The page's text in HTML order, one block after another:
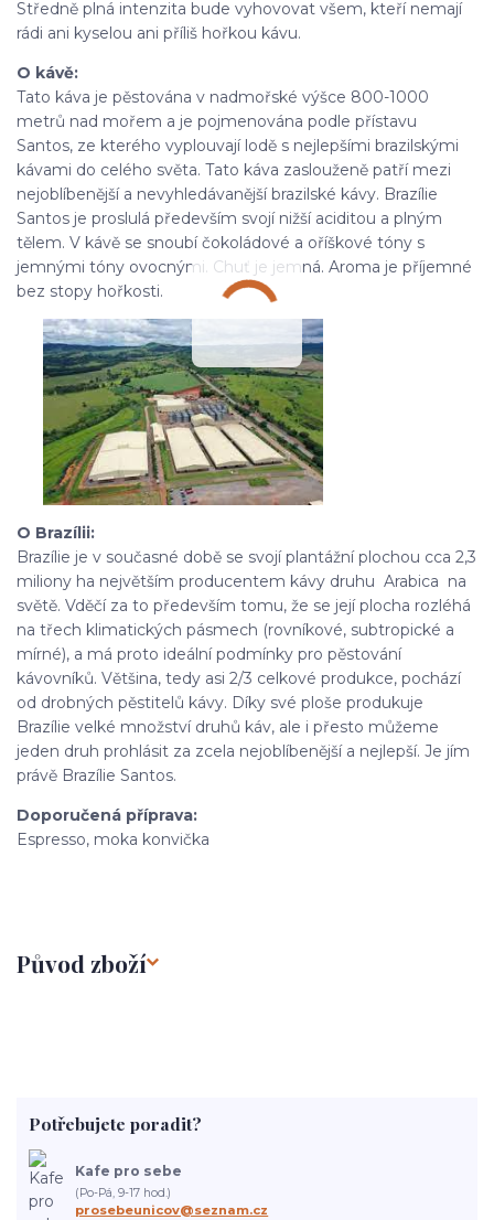
Středně plná intenzita bude vyhovovat všem, kteří nemají
rádi ani kyselou ani příliš hořkou kávu.
O kávě:
Tato káva je pěstována v nadmořské výšce 800-1000
metrů nad mořem a je pojmenována podle přístavu
Santos, ze kterého vyplouvají lodě s nejlepšími brazilskými
kávami do celého světa. Tato káva zaslouženě patří mezi
nejoblíbenější a nevyhledávanější brazilské kávy. Brazílie
Santos je proslulá především svojí nižší aciditou a plným
tělem. V kávě se snoubí čokoládové a oříškové tóny s
jemnými tóny ovocnými. Chuť je jemná. Aroma je příjemné
bez stopy hořkosti.
O Brazílii:
Brazílie je v současné době se svojí plantážní plochou cca 2,3
miliony ha největším producentem kávy druhu Arabica na
světě. Vděčí za to především tomu, že se její plocha rozléhá
na třech klimatických pásmech (rovníkové, subtropické a
mírné), a má proto ideální podmínky pro pěstování
kávovníků. Většina, tedy asi 2/3 celkové produkce, pochází
od drobných pěstitelů kávy. Díky své ploše produkuje
Brazílie velké množství druhů káv, ale i přesto můžeme
jeden druh prohlásit za zcela nejoblíbenější a nejlepší. Je jím
právě Brazílie Santos.
Doporučená příprava:
Espresso, moka konvička
Původ zboží
Potřebujete poradit?
Kafe pro sebe
(Po-Pá, 9-17 hod.)
prosebeunicov@seznam.cz